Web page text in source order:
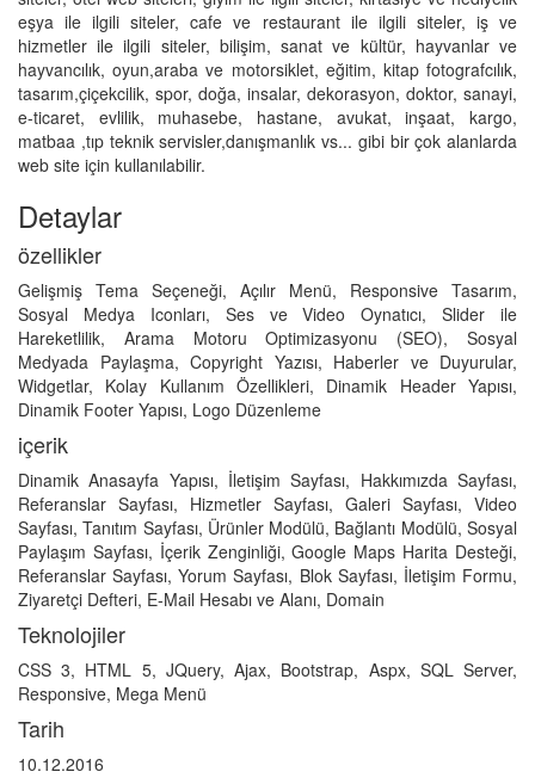
eşya ile ilgili siteler, cafe ve restaurant ile ilgili siteler, iş ve
hizmetler ile ilgili siteler, bilişim, sanat ve kültür, hayvanlar ve
hayvancılık, oyun,araba ve motorsiklet, eğitim, kitap fotografcılık,
tasarım,çiçekcilik, spor, doğa, insalar, dekorasyon, doktor, sanayi,
e-ticaret, evlilik, muhasebe, hastane, avukat, inşaat, kargo,
matbaa ,tıp teknik servisler,danışmanlık vs... gibi bir çok alanlarda
web site için kullanılabilir.
Detaylar
özellikler
Gelişmiş Tema Seçeneği, Açılır Menü, Responsive Tasarım,
Sosyal Medya Iconları, Ses ve Video Oynatıcı, Slider ile
Hareketlilik, Arama Motoru Optimizasyonu (SEO), Sosyal
Medyada Paylaşma, Copyright Yazısı, Haberler ve Duyurular,
Widgetlar, Kolay Kullanım Özellikleri, Dinamik Header Yapısı,
Dinamik Footer Yapısı, Logo Düzenleme
içerik
Dinamik Anasayfa Yapısı, İletişim Sayfası, Hakkımızda Sayfası,
Referanslar Sayfası, Hizmetler Sayfası, Galeri Sayfası, Video
Sayfası, Tanıtım Sayfası, Ürünler Modülü, Bağlantı Modülü, Sosyal
Paylaşım Sayfası, İçerik Zenginliği, Google Maps Harita Desteği,
Referanslar Sayfası, Yorum Sayfası, Blok Sayfası, İletişim Formu,
Ziyaretçi Defteri, E-Mail Hesabı ve Alanı, Domain
Teknolojiler
CSS 3, HTML 5, JQuery, Ajax, Bootstrap, Aspx, SQL Server,
Responsive, Mega Menü
Tarih
10.12.2016